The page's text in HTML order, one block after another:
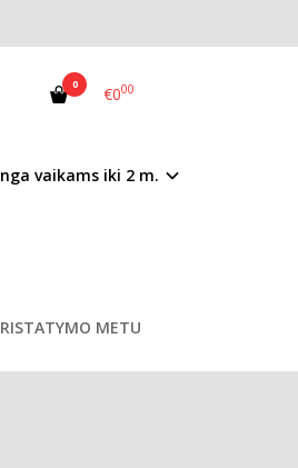
0 €000
vaikams iki 2 m.
METU